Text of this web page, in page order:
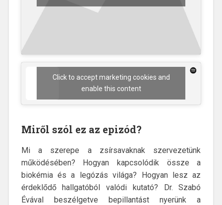
Click to accept marketing cookies and
enable this content
Miről szól ez az epizód?
Mi a szerepe a zsírsavaknak szervezetünk
működésében? Hogyan kapcsolódik össze a
biokémia és a legózás világa? Hogyan lesz az
érdeklődő hallgatóból valódi kutató? Dr. Szabó
Évával beszélgetve bepillantást nyerünk a